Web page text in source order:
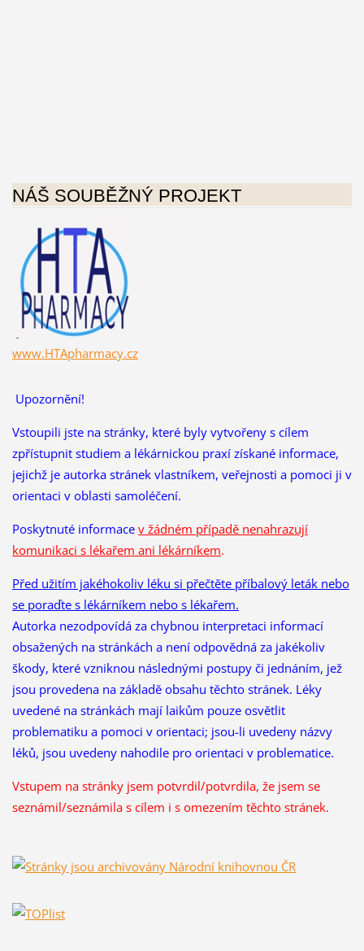
NÁŠ SOUBĚŽNÝ PROJEKT
www.HTApharmacy.cz
Upozornění!
Vstoupili jste na stránky, které byly vytvořeny s cílem
zpřístupnit studiem a lékárnickou praxí získané informace,
jejichž je autorka stránek vlastníkem, veřejnosti a pomoci ji v
orientaci v oblasti samoléčení.
Poskytnuté informace v žádném případě nenahrazují
komunikaci s lékařem ani lékárníkem.
Před užitím jakéhokoliv léku si přečtěte příbalový leták nebo
se poraďte s lékárníkem nebo s lékařem.
Autorka nezodpovídá za chybnou interpretaci informací
obsažených na stránkách a není odpovědná za jakékoliv
škody, které vzniknou následnými postupy či jednáním, jež
jsou provedena na základě obsahu těchto stránek. Léky
uvedené na stránkách mají laikům pouze osvětlit
problematiku a pomoci v orientaci; jsou-li uvedeny názvy
léků, jsou uvedeny nahodile pro orientaci v problematice.
Vstupem na stránky jsem potvrdil/potvrdila, že jsem se
seznámil/seznámila s cílem i s omezením těchto stránek.